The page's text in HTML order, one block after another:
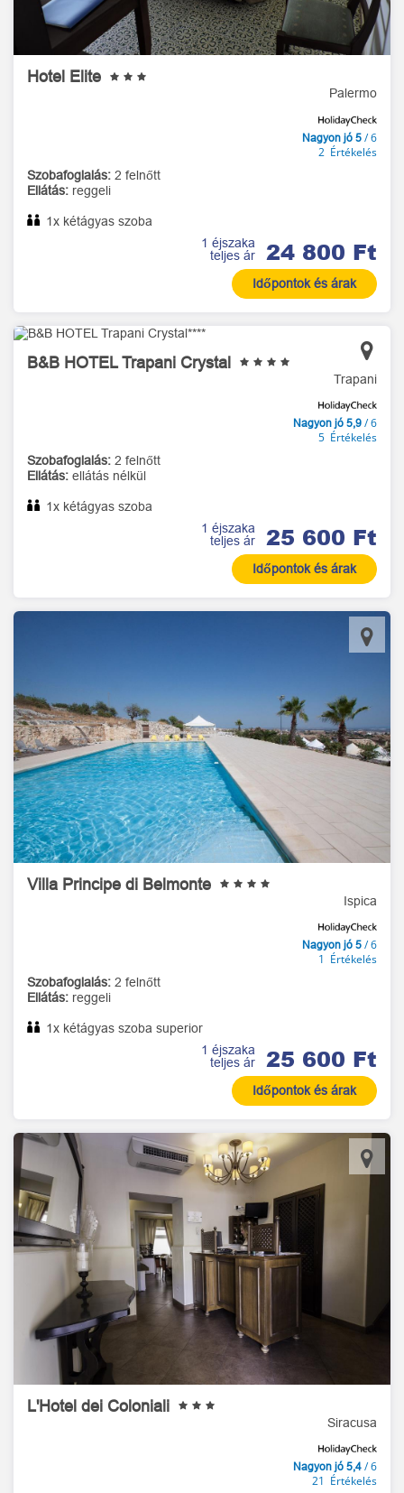
Hotel Elite
Palermo
Nagyon jó 5 / 6
2 Értékelés
Szobafoglalás: 2 felnőtt
Ellátás: reggeli
1x kétágyas szoba
1 éjszaka
teljes ár
24 800 Ft
Időpontok és árak
B&B HOTEL Trapani Crystal
Trapani
Nagyon jó 5,9 / 6
5 Értékelés
Szobafoglalás: 2 felnőtt
Ellátás: ellátás nélkül
1x kétágyas szoba
1 éjszaka
teljes ár
25 600 Ft
Időpontok és árak
Villa Principe di Belmonte
Ispica
Nagyon jó 5 / 6
1 Értékelés
Szobafoglalás: 2 felnőtt
Ellátás: reggeli
1x kétágyas szoba superior
1 éjszaka
teljes ár
25 600 Ft
Időpontok és árak
L'Hotel dei Coloniali
Siracusa
Nagyon jó 5,4 / 6
21 Értékelés